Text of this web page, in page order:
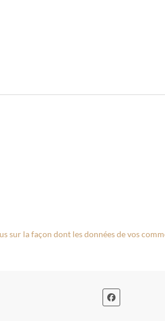
sur la façon dont les données de vos